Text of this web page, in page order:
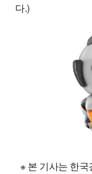
다.)
※ 본 기사는 한